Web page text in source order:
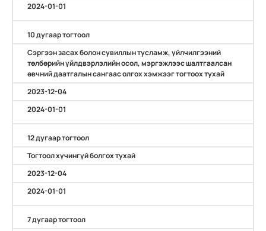
2024-01-01
10 дугаар тогтоол
Сэргээн засах болон сувиллын тусламж, үйлчилгээний
төлбөрийн үйлдвэрлэлийн осол, мэргэжлээс шалтгаалсан
өвчний даатгалын сангаас олгох хэмжээг тогтоох тухай
2023-12-04
2024-01-01
12 дугаар тогтоол
Тогтоол хүчингүй болгох тухай
2023-12-04
2024-01-01
7 дугаар тогтоол